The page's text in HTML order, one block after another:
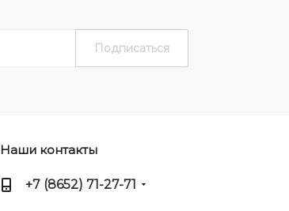
Наши контакты
+7 (8652) 71-27-71